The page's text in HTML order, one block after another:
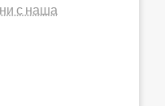
с наша